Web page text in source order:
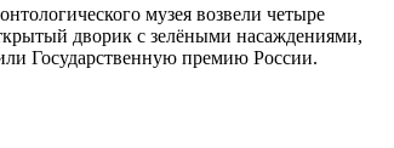
музея возвели четыре
дворик с зелёными насаждениями,
Государственную премию России.